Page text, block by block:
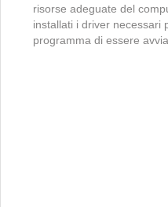
risorse adeguate del
installati i driver necessari
programma di essere